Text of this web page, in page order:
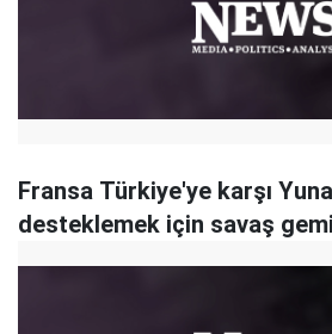
Fransa Türkiye'ye karşı
desteklemek için savaş